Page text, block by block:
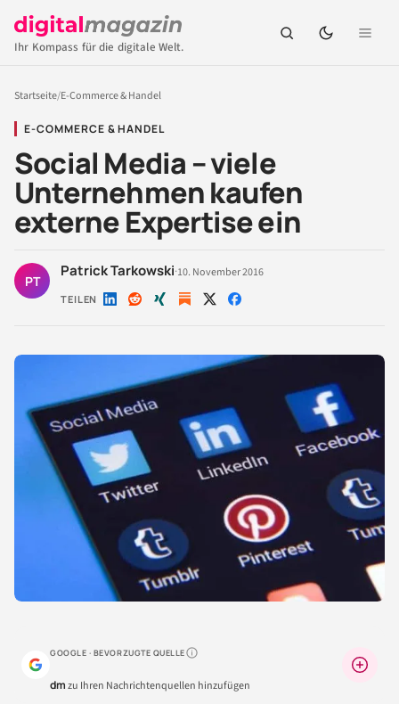
Ihr Kompass für die digitale Welt.
Startseite/E-Commerce & Handel
E-COMMERCE & HANDEL
Social Media – viele
Unternehmen kaufen
externe Expertise ein
PT
Patrick Tarkowski·10. November 2016
TEILEN Auf Auf Auf Auf Auf
GOOGLE · BEVORZUGTE QUELLEWarum lohnt sich das?
dmzu Ihren Nachrichtenquellen hinzufügen